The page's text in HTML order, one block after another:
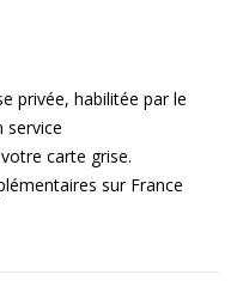
privée, habilitée par le
service
carte grise.
sur France